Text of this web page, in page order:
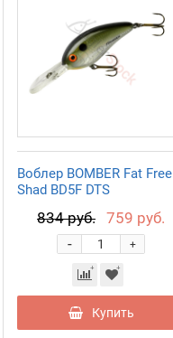
Воблер BOMBER Fat Free
Shad BD5F DTS
834 руб. 759 руб.
+
-
Купить